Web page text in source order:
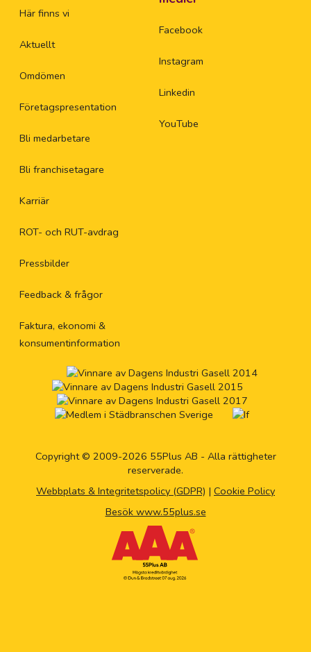
Här finns vi
Aktuellt
Omdömen
Företagspresentation
Bli medarbetare
Bli franchisetagare
Karriär
ROT- och RUT-avdrag
Pressbilder
Feedback & frågor
Faktura, ekonomi &
konsumentinformation
Facebook
Instagram
Linkedin
YouTube
Copyright © 2009-2026 55Plus AB - Alla rättigheter
reserverade.
Webbplats & Integritetspolicy (GDPR) | Cookie Policy
Besök www.55plus.se